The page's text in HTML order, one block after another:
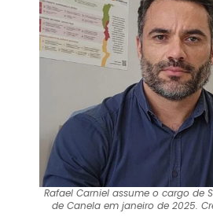
Rafael Carniel assume o cargo de
de Canela em janeiro de 2025.